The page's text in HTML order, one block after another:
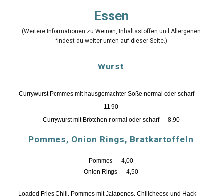
Essen
(Weitere Informationen zu Weinen, Inhaltsstoffen und Allergenen
findest du weiter unten auf dieser Seite.)
Wurst
Currywurst Pommes mit hausgemachter Soße normal oder scharf —
11,90
Currywurst mit Brötchen normal oder scharf — 8,90
Pommes, Onion Rings, Bratkartoffeln
Pommes — 4,00
Onion Rings — 4,50
Loaded Fries Chili, Pommes mit Jalapenos, Chilicheese und Hack —